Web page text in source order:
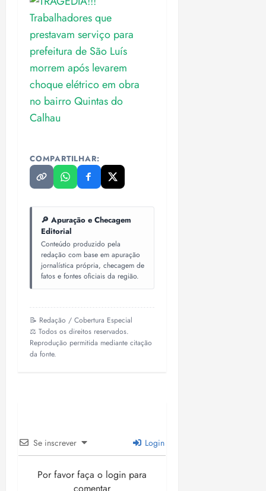
COMPARTILHAR:
🔎 Apuração e Checagem
Editorial
Conteúdo produzido pela
redação com base em apuração
jornalística própria, checagem de
fatos e fontes oficiais da região.
📝 Redação / Cobertura Especial
⚖️ Todos os direitos reservados.
Reprodução permitida mediante citação
da fonte.
Se inscrever Login
Por favor faça o login para